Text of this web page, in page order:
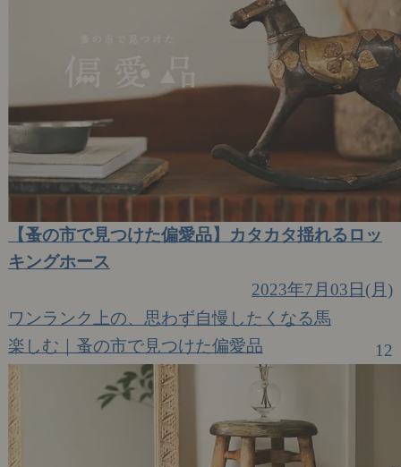
【蚤の市で見つけた偏愛品】カタカタ揺れるロッ
キングホース
2023年7月03日(月)
ワンランク上の、思わず自慢したくなる馬
楽しむ｜蚤の市で見つけた偏愛品
12